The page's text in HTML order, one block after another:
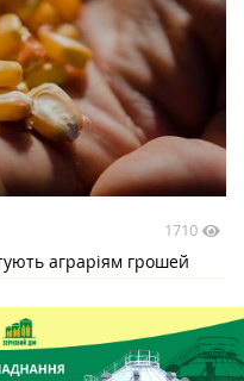
1710
аграріям грошей